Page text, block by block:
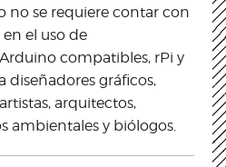
no se requiere contar con
el uso de
compatibles, rPi y
diseñadores gráficos,
arquitectos,
ambientales y biólogos.